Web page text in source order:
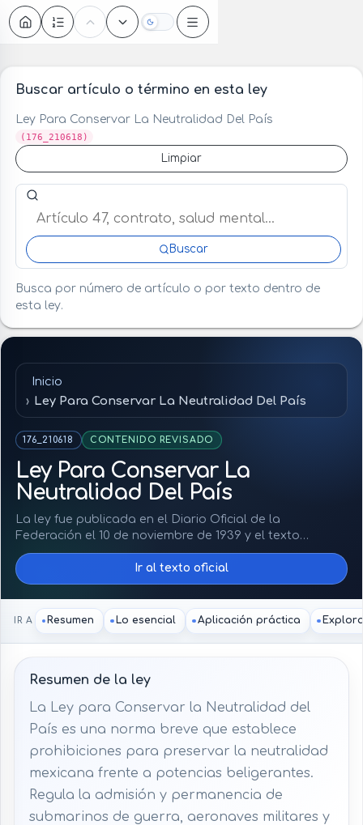
Oscuro
Buscar artículo o término en esta ley
Ley Para Conservar La Neutralidad Del País
(176_210618)
Limpiar
Buscar artículo o término en esta ley
Buscar
Busca por número de artículo o por texto dentro de
esta ley.
Inicio
Ley Para Conservar La Neutralidad Del País
176_210618 CONTENIDO REVISADO
Ley Para Conservar La
Neutralidad Del País
La ley fue publicada en el Diario Oficial de la
Federación el 10 de noviembre de 1939 y el texto
consultado reporta última reforma publicada el 21 de
junio de 2018. Esa reforma derogó el artículo segundo
dentro de un decreto que también reformó
disposiciones del Código de Justicia Militar, Código
Militar de Procedimientos Penales y Código Penal
Federal. El decreto de 2018 entró en vigor al día
Ir al texto oficial
IR A Resumen Lo esencial Aplicación práctica
Resumen de la ley
La Ley para Conservar la Neutralidad del
País es una norma breve que establece
prohibiciones para preservar la neutralidad
mexicana frente a potencias beligerantes.
Regula la admisión y permanencia de
submarinos de guerra, aeronaves militares y